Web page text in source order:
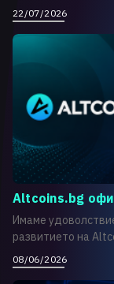
22/07/2026
Altcoins.bg
Имаме
развитието на
08/06/2026